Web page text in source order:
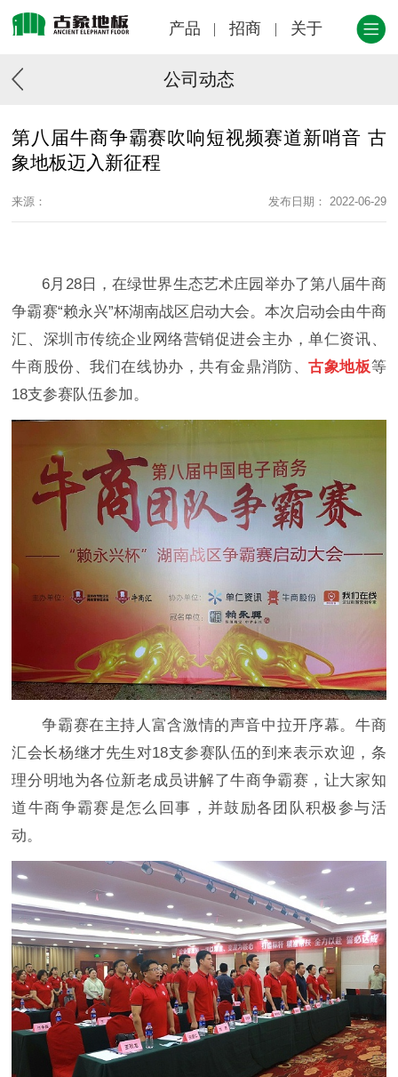
产品 招商 关于
公司动态
第八届牛商争霸赛吹响短视频赛道新哨音 古
象地板迈入新征程
来源： 发布日期： 2022-06-29
6月28日，在绿世界生态艺术庄园举办了第八届牛商
争霸赛“赖永兴”杯湖南战区启动大会。本次启动会由牛商
汇、深圳市传统企业网络营销促进会主办，单仁资讯、
牛商股份、我们在线协办，共有金鼎消防、古象地板等
18支参赛队伍参加。
争霸赛在主持人富含激情的声音中拉开序幕。牛商
汇会长杨继才先生对18支参赛队伍的到来表示欢迎，条
理分明地为各位新老成员讲解了牛商争霸赛，让大家知
道牛商争霸赛是怎么回事，并鼓励各团队积极参与活
动。